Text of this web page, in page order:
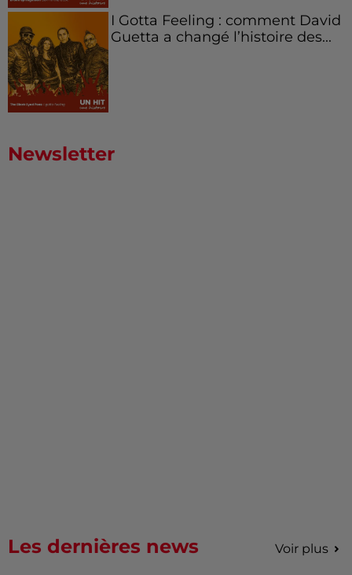
I Gotta Feeling : comment David
Guetta a changé l’histoire des...
Newsletter
Les dernières news Voir plus